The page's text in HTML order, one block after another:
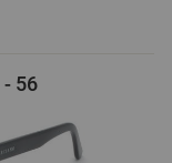
- 56